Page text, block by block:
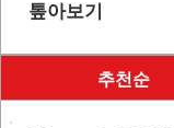
톺아보기
추천순